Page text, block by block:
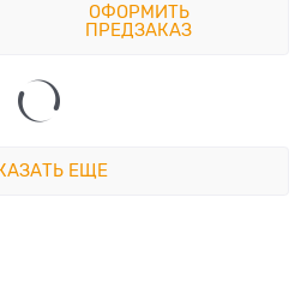
ОФОРМИТЬ
ПРЕДЗАКАЗ
ЕЩЕ